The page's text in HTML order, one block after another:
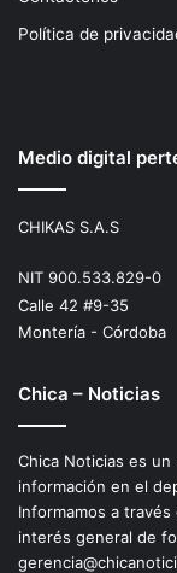
Política de
Medio digital
CHIKAS S.A.S
NIT 900.533.829-0
Calle 42 #9-35
Montería - Córdoba
Chica – Noticias
Chica Noticias es
información en el
Informamos a
interés general de